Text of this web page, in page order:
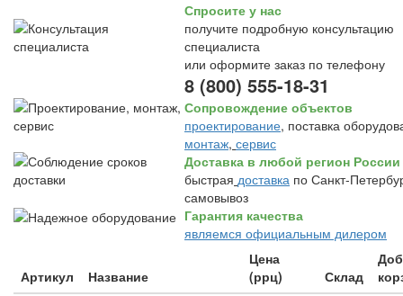
Спросите у нас
получите подробную консультацию
специалиста
или оформите заказ по телефону
8 (800) 555-18-31
Сопровождение объектов
проектирование, поставка
монтаж, сервис
Доставка в любой регион России
быстрая доставка по Санкт-
самовывоз
Гарантия качества
являемся официальным дилером
Артикул Название
Цена
(ррц)
Склад